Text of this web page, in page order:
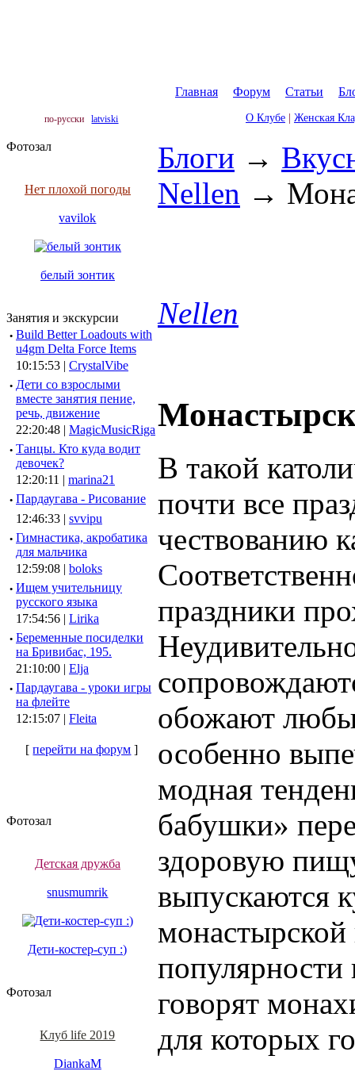
Главная Форум Статьи
по-русски latviski О Клубе Женская
Фотозал
Нет плохой погоды
vavilok
белый зонтик
Занятия и экскурсии
· Build Better Loadouts with
u4gm Delta Force Items
10:15:53 | CrystalVibe
· Дети со взрослыми
вместе занятия пение,
речь, движение
22:20:48 | MagicMusicRiga
· Танцы. Кто куда водит
девочек?
12:20:11 | marina21
· Пардаугава - Рисование
12:46:33 | svvipu
· Гимнастика, акробатика
для мальчика
12:59:08 | boloks
· Ищем учительницу
русского языка
17:54:56 | Lirika
· Беременные посиделки
на Бривибас, 195.
21:10:00 | Elja
· Пардаугава - уроки игры
на флейте
12:15:07 | Fleita
[перейти на форум ]
Фотозал
Детская дружба
snusmumrik
Дети-костер-суп :)
Фотозал
Клуб life 2019
DiankaM
Блоги →
Nellen →
Nellen
В такой
почти все
чествованию
праздники
обожают
особенно
модная
бабушки»
здоровую
выпускаются
монастырской
говорят
для которых